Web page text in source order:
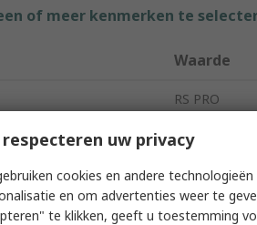
of meer kenmerken te
Waarde
RS PRO
Cable Sleeve
Green
Polyvinyl
respecteren uw privacy
cookies en andere
en om advertenties weer te
te klikken, geeft u toestemming